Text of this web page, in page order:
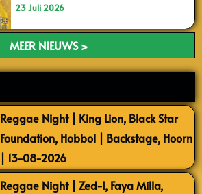
23 Juli 2026
MEER NIEUWS >
Reggae Night | King Lion, Black Star
Foundation, Hobbol | Backstage, Hoorn
| 13-08-2026
Reggae Night | Zed-I, Faya Milla,